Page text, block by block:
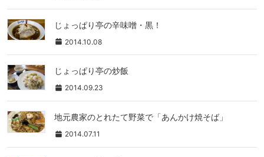
じょっぱり亭の辛味噌・黒！
2014.10.08
じょっぱり亭の炒飯
2014.09.23
地元農家のとれたて野菜で「あんかけ焼そば」
2014.07.11